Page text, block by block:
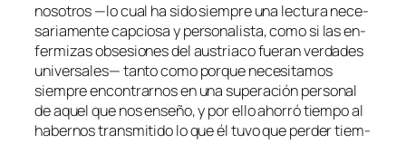
no­so­tros —lo cual ha si­do siem­pre una lec­tu­ra ne­ce­
sa­ria­men­te cap­cio­sa y per­so­na­lis­ta, co­mo si las en­
fer­mi­zas ob­se­sio­nes del aus­tria­co fue­ran ver­da­des
uni­ver­sa­les— tan­to co­mo por­que ne­ce­si­ta­mos
siem­pre en­con­trar­nos en una su­pera­ción per­so­nal
de aquel que nos en­se­ño, y por ello aho­rró tiem­po al
ha­ber­nos trans­mi­ti­do lo que él tu­vo que per­der tiem­